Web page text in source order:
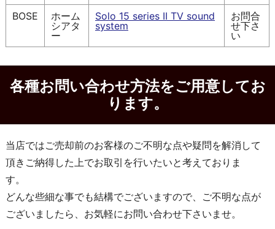
BOSE
ホーム
シアタ
ー
Solo 15 series II TV sound
system
お問合
せ下さ
い
各種お問い合わせ方法をご用意してお
ります。
当店ではご売却前のお客様のご不明な点や疑問を解消して
頂きご納得した上でお取引を行いたいと考えておりま
す。
どんな些細な事でも結構でございますので、ご不明な点が
ございましたら、お気軽にお問い合わせ下さいませ。